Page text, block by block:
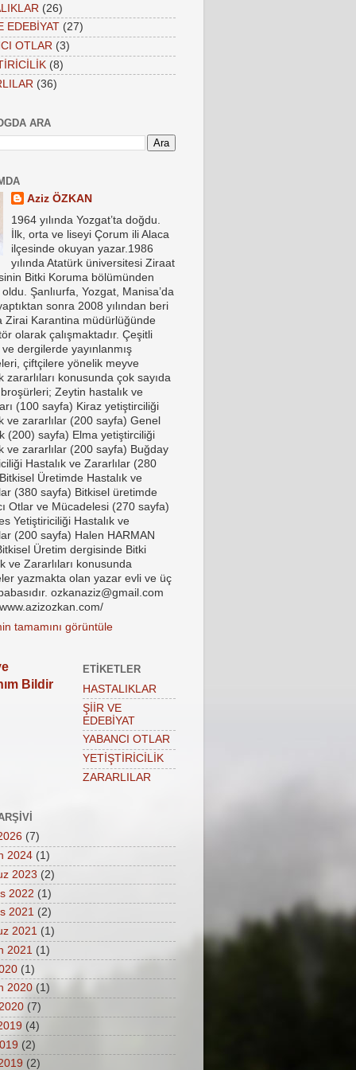
(26)
EDEBİYAT (27)
OTLAR (3)
(8)
(36)
ARA
Aziz ÖZKAN
1964 yılında Yozgat’ta doğdu.
İlk, orta ve liseyi Çorum ili Alaca
ilçesinde okuyan yazar.1986
yılında Atatürk üniversitesi Ziraat
Bitki Koruma bölümünden
Şanlıurfa, Yozgat, Manisa’da
sonra 2008 yılından beri
Zirai Karantina müdürlüğünde
olarak çalışmaktadır. Çeşitli
dergilerde yayınlanmış
çiftçilere yönelik meyve
zararlıları konusunda çok sayıda
Zeytin hastalık ve
(100 sayfa) Kiraz yetiştirciliği
ve zararlılar (200 sayfa) Genel
(200) sayfa) Elma yetiştirciliği
ve zararlılar (200 sayfa) Buğday
Hastalık ve Zararlılar (280
Üretimde Hastalık ve
(380 sayfa) Bitkisel üretimde
Otlar ve Mücadelesi (270 sayfa)
Yetiştiriciliği Hastalık ve
(200 sayfa) Halen HARMAN
Üretim dergisinde Bitki
ve Zararlıları konusunda
yazmakta olan yazar evli ve üç
ozkanaziz@gmail.com
tamamını görüntüle
Bildir
ETIKETLER
HASTALIKLAR
ŞİİR VE
EDEBİYAT
YABANCI OTLAR
YETİŞTİRİCİLİK
ZARARLILAR
(7)
2024 (1)
2023 (2)
2022 (1)
2021 (2)
2021 (1)
2021 (1)
(1)
2020 (1)
(7)
(4)
(2)
(2)